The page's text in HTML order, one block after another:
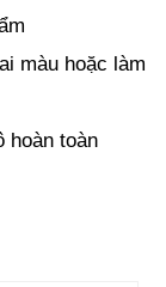
màu hoặc làm
hoàn toàn